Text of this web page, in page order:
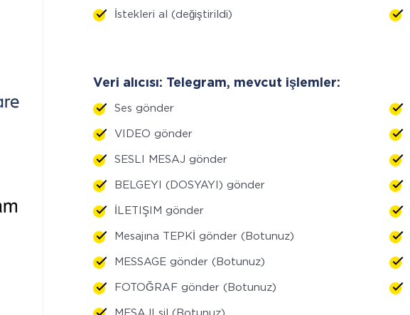
İstekleri al (değiştirildi)
Veri alıcısı: Telegram, mevcut işlemler:
Ses gönder
VIDEO gönder
SESLI MESAJ gönder
BELGEYI (DOSYAYI) gönder
İLETIŞIM gönder
Mesajına TEPKİ gönder (Botunuz)
MESSAGE gönder (Botunuz)
FOTOĞRAF gönder (Botunuz)